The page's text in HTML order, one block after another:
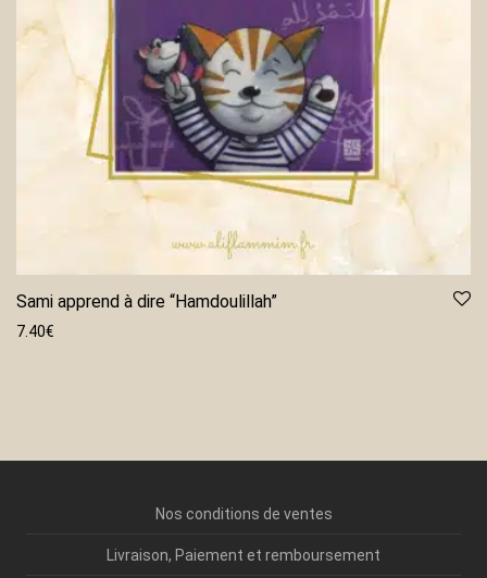
Sami apprend à dire “Hamdoulillah”
7.40€
Nos conditions de ventes
Livraison, Paiement et remboursement